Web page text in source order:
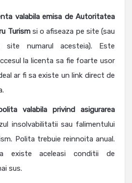
valabila emisa de Autoritatea
Turismsi o afiseaza pe site (sau
site numarul acesteia). Este
la licenta sa fie foarte usor
ar fi sa existe un link direct de
valabila privind asigurarea
insolvabilitatii sau falimentului
Polita trebuie reinnoita anual.
existe aceleasi conditii de
sus.